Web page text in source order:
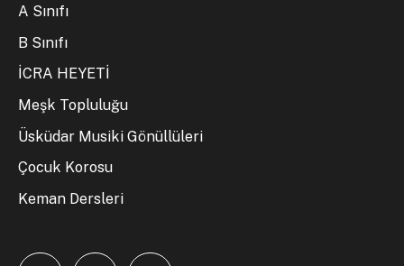
A Sınıfı
B Sınıfı
İCRA HEYETİ
Meşk Topluluğu
Üsküdar Musiki Gönüllüleri
Çocuk Korosu
Keman Dersleri